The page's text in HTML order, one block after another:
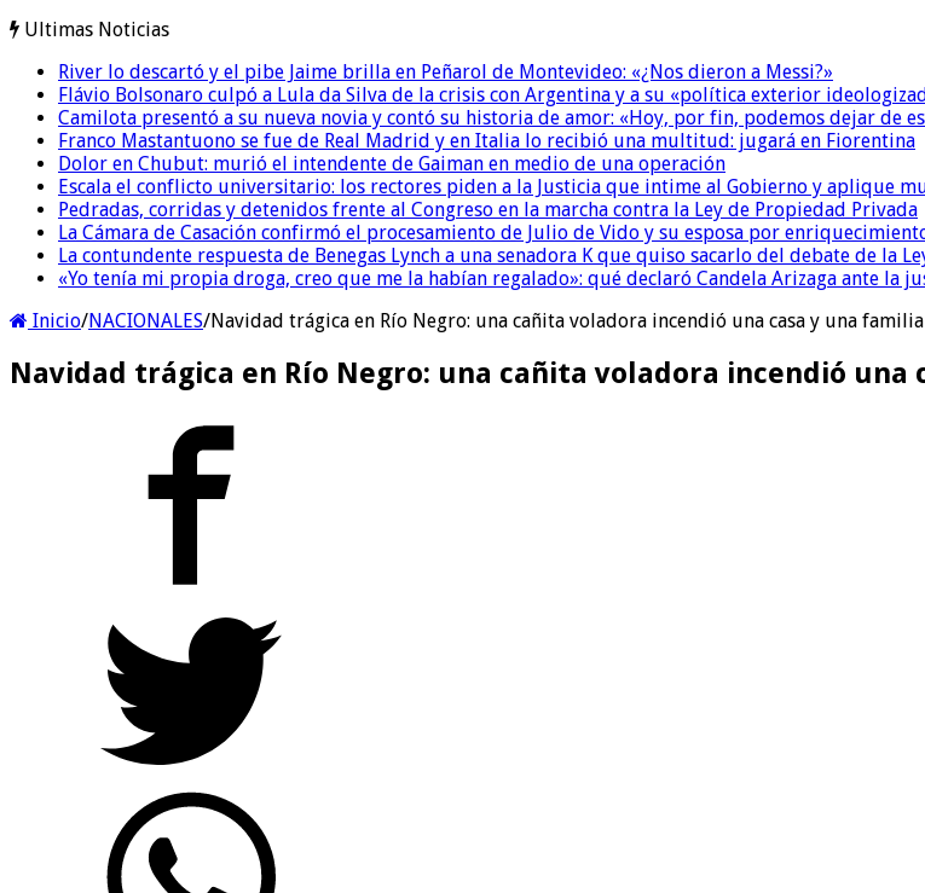
Ultimas Noticias
River lo descartó y el pibe Jaime brilla en Peñarol de Montevideo: «¿Nos dieron a Messi?»
Flávio Bolsonaro culpó a Lula da Silva de la crisis con Argentina y a su «política exterior
Camilota presentó a su nueva novia y contó su historia de amor: «Hoy, por fin, podemos dejar de
Franco Mastantuono se fue de Real Madrid y en Italia lo recibió una multitud: jugará en Fiorentina
Dolor en Chubut: murió el intendente de Gaiman en medio de una operación
Escala el conflicto universitario: los rectores piden a la Justicia que intime al Gobierno y aplique
Pedradas, corridas y detenidos frente al Congreso en la marcha contra la Ley de Propiedad Privada
La Cámara de Casación confirmó el procesamiento de Julio de Vido y su esposa por
La contundente respuesta de Benegas Lynch a una senadora K que quiso sacarlo del debate de la
«Yo tenía mi propia droga, creo que me la habían regalado»: qué declaró Candela Arizaga ante la
Inicio/NACIONALES/Navidad trágica en Río Negro: una cañita voladora incendió una casa y una
Navidad trágica en Río Negro: una cañita voladora incendió